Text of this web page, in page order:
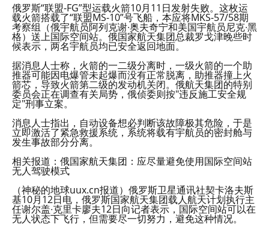
俄罗斯“联盟-FG”型运载火箭10月11日发射失败。这枚运
载火箭搭载了“联盟MS-10”号飞船，本应将MKS-57/58期
考察组（俄宇航员阿列克谢∙奥夫奇宁和美国宇航员尼克∙黑
格）送上国际空间站。俄国家航天集团总裁罗戈津晚些时
候表示，两名宇航员均已安全返回地面。
据消息人士称，火箭的一二级分离时，一级火箭的一个助
推器可能因电爆管未起爆而没有正常脱离，助推器撞上火
箭芯，导致火箭第二级的发动机关闭。俄航天集团的特别
委员会正在调查有关局势，俄侦委则按"违反施工安全规
定"刑事立案。
消息人士指出，自动设备想必判断该故障极其危险，于是
立即激活了紧急救援系统，系统将载有宇航员的密封舱与
发生事故部分分离。
相关报道：俄国家航天集团：应尽量避免使用国际空间站
无人驾驶模式
（神秘的地球uux.cn报道）俄罗斯卫星通讯社契卡洛夫斯
基10月12日电，俄罗斯国家航天集团载人航天计划执行主
任谢尔盖∙克里卡廖夫12日向记者表示，国际空间站可以在
无人状态下飞行，但需要尽一切努力，避免这种情况。